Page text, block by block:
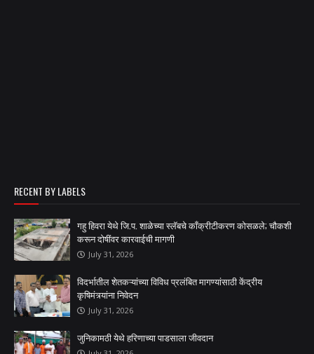
RECENT BY LABELS
गहु हिवरा येथे जि.प. शाळेच्या स्लॅबचे काँक्रीटीकरण कोसळले; चौकशी
करून दोषींवर कारवाईची मागणी
July 31, 2026
विदर्भातील शेतकऱ्यांच्या विविध प्रलंबित मागण्यांसाठी केंद्रीय
कृषिमंत्र्यांना निवेदन
July 31, 2026
जुनिकामठी येथे हरिणाच्या पाडसाला जीवदान